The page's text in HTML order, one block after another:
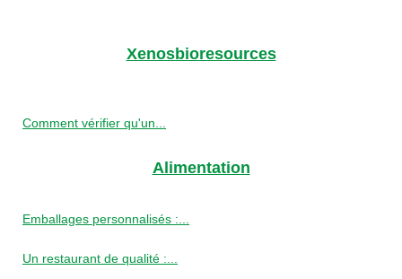
Xenosbioresources
Comment vérifier qu'un...
Alimentation
Emballages personnalisés :...
Un restaurant de qualité :...